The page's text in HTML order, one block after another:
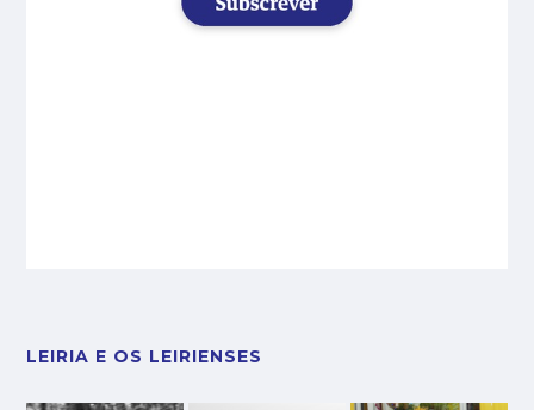
LEIRIA E OS LEIRIENSES